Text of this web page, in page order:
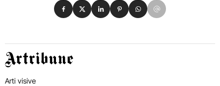
Condividi su Facebook
Condividi su X
Condividi su LinkedIn
Condividi su Pinterest
Condividi su WhatsApp
Condividi su Email
Artribune
Arti visive